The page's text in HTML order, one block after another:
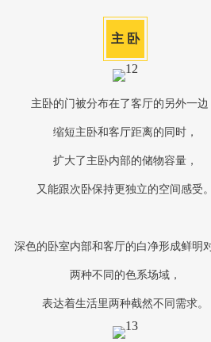
主 卧
主卧的门被分布在了客厅的另外一边
缩短主卧和客厅距离的同时，
扩大了主卧内部的储物容量，
又能跟次卧保持更独立的空间感受
深色的卧室内部和客厅的白净形成鲜明
两种不同的色系场域，
表达着生活里两种截然不同需求。